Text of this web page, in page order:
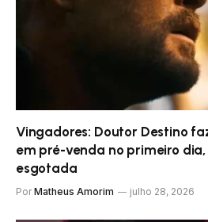
Vingadores: Doutor Destino
em pré-venda no primeiro
esgotada
Por Matheus Amorim julho 28, 2026